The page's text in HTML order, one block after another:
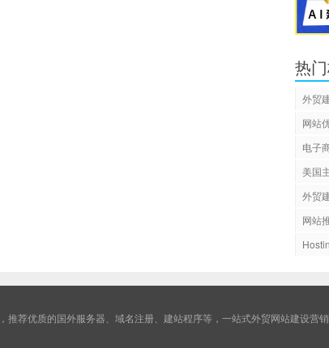
热
外贸
网站
电子
美国
外贸
网站
荐优质的国外服务器、域名注册、建站程序等，一站式外贸网站建设营